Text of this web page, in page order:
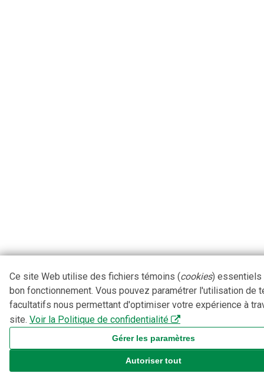
Ce site Web utilise des fichiers témoins (cookies) essentiels
bon fonctionnement. Vous pouvez paramétrer l'utilisation de
facultatifs nous permettant d'optimiser votre expérience à
site. Voir la Politique de confidentialité
Gérer les paramètres
Autoriser tout